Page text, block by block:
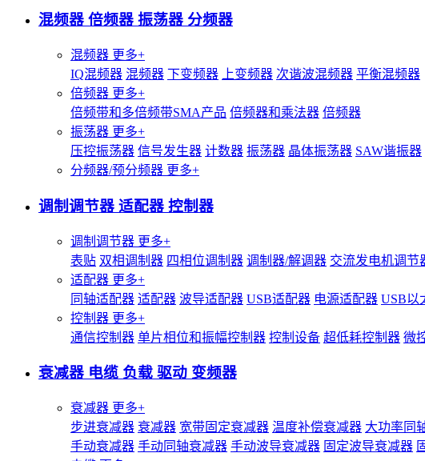
混频器 倍频器 振荡器 分频器
混频器 更多+
IQ混频器 混频器 下变频器 上变频器 次谐波混频器 平衡混频器
倍频器 更多+
倍频带和多倍频带SMA产品 倍频器和乘法器 倍频器
振荡器 更多+
压控振荡器 信号发生器 计数器 振荡器 晶体振荡器 SAW谐振器
分频器/预分频器 更多+
调制调节器 适配器 控制器
调制调节器 更多+
表贴 双相调制器 四相位调制器 调制器/解调器 交流发电机调节
适配器 更多+
同轴适配器 适配器 波导适配器 USB适配器 电源适配器 USB以
控制器 更多+
通信控制器 单片相位和振幅控制器 控制设备 超低耗控制器 微
衰减器 电缆 负载 驱动 变频器
衰减器 更多+
步进衰减器 衰减器 宽带固定衰减器 温度补偿衰减器 大功率同
手动衰减器 手动同轴衰减器 手动波导衰减器 固定波导衰减器